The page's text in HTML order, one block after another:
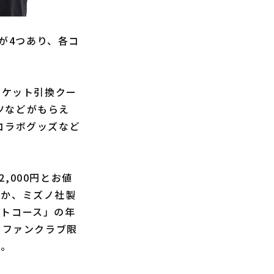
4つあり、各コ
ット引換クー
どがもらえ
ボグッズなど
円とお値
、ミズノ社製
コース」の年
ァンクラブ限